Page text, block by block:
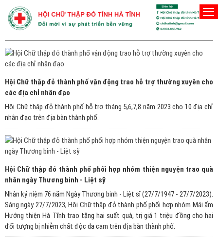
THÀNH PHỐ HÀ TĨNH
Hội Chữ thập đỏ thành phố vận động trao hỗ trợ thường xuyên cho
các địa chỉ nhân đạo
Hội Chữ thập đỏ thành phố hỗ trợ tháng 5,6,7,8 năm 2023 cho 10 địa chỉ
nhân đạo trên địa bàn thành phố.
Hội Chữ thập đỏ thành phố phối hợp nhóm thiện nguyện trao quà
nhân ngày Thương binh - Liệt sỹ
Nhân kỷ niệm 76 năm Ngày Thương binh - Liệt sĩ (27/7/1947 - 27/7/2023).
Sáng ngày 27/7/2023, Hội Chữ thập đỏ thành phố phối hợp nhóm Mái ấm
Hướng thiện Hà Tĩnh trao tặng hai suất quà, trị giá 1 triệu đồng cho hai
đối tượng bị nhiễm chất độc da cam trên địa bàn thành phố.